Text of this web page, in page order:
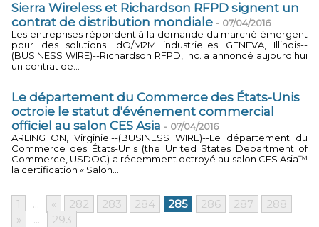
Sierra Wireless et Richardson RFPD signent un
contrat de distribution mondiale - 07/04/2016
Les entreprises répondent à la demande du marché émergent
pour des solutions IdO/M2M industrielles GENEVA, Illinois--
(BUSINESS WIRE)--Richardson RFPD, Inc. a annoncé aujourd’hui
un contrat de...
Le département du Commerce des États-Unis
octroie le statut d'événement commercial
officiel au salon CES Asia - 07/04/2016
ARLINGTON, Virginie.--(BUSINESS WIRE)--Le département du
Commerce des États-Unis (the United States Department of
Commerce, USDOC) a récemment octroyé au salon CES Asia™
la certification « Salon...
1 ... « 282 283 284 285 286 287
288
»
... 293